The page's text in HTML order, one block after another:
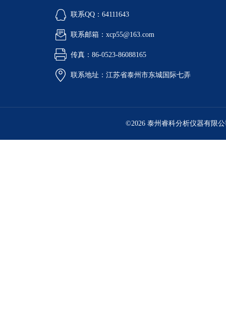
联系QQ：64111643
联系邮箱：xcp55@163.com
传真：86-0523-86088165
联系地址：江苏省泰州市东城国际七弄
©2026 泰州睿科分析仪器有限